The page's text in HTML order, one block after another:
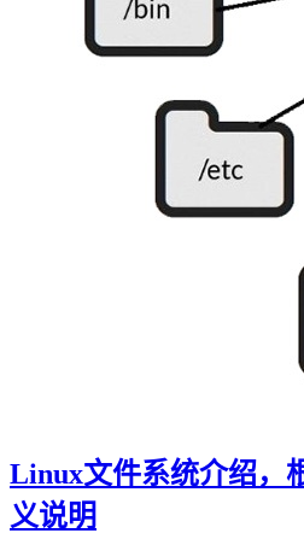
Linux文件系统介绍，
义说明